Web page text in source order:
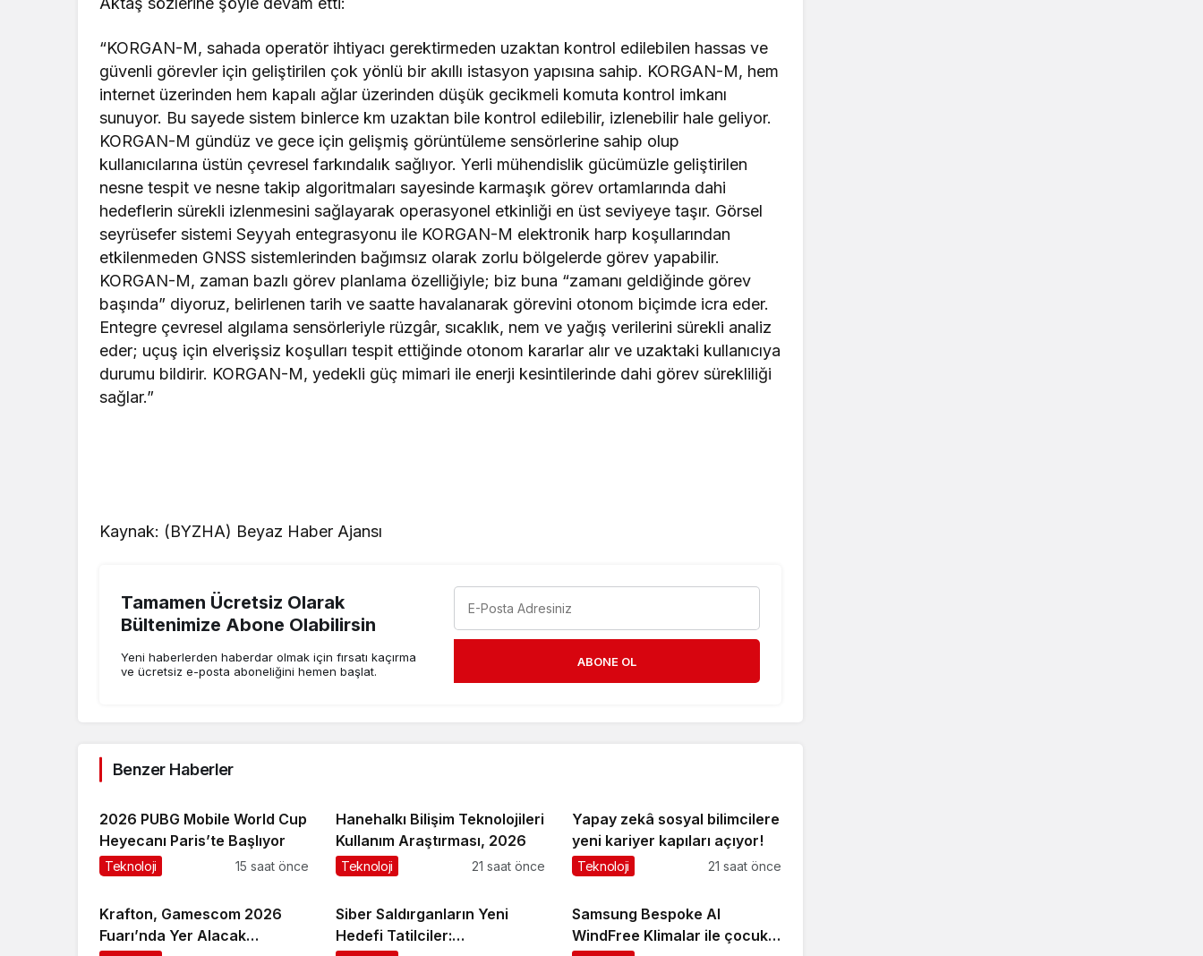
“KORGAN-M, sahada operatör ihtiyacı gerektirmeden uzaktan kontrol edilebilen hassas ve
güvenli görevler için geliştirilen çok yönlü bir akıllı istasyon yapısına sahip. KORGAN-M, hem
internet üzerinden hem kapalı ağlar üzerinden düşük gecikmeli komuta kontrol imkanı
sunuyor. Bu sayede sistem binlerce km uzaktan bile kontrol edilebilir, izlenebilir hale geliyor.
KORGAN-M gündüz ve gece için gelişmiş görüntüleme sensörlerine sahip olup
kullanıcılarına üstün çevresel farkındalık sağlıyor. Yerli mühendislik gücümüzle geliştirilen
nesne tespit ve nesne takip algoritmaları sayesinde karmaşık görev ortamlarında dahi
hedeflerin sürekli izlenmesini sağlayarak operasyonel etkinliği en üst seviyeye taşır. Görsel
seyrüsefer sistemi Seyyah entegrasyonu ile KORGAN-M elektronik harp koşullarından
etkilenmeden GNSS sistemlerinden bağımsız olarak zorlu bölgelerde görev yapabilir.
KORGAN-M, zaman bazlı görev planlama özelliğiyle; biz buna “zamanı geldiğinde görev
başında” diyoruz, belirlenen tarih ve saatte havalanarak görevini otonom biçimde icra eder.
Entegre çevresel algılama sensörleriyle rüzgâr, sıcaklık, nem ve yağış verilerini sürekli analiz
eder; uçuş için elverişsiz koşulları tespit ettiğinde otonom kararlar alır ve uzaktaki kullanıcıya
durumu bildirir. KORGAN-M, yedekli güç mimari ile enerji kesintilerinde dahi görev sürekliliği
sağlar.”
Kaynak: (BYZHA) Beyaz Haber Ajansı
Tamamen Ücretsiz Olarak
Bültenimize Abone Olabilirsin
Yeni haberlerden haberdar olmak için fırsatı kaçırma
ve ücretsiz e-posta aboneliğini hemen başlat.
ABONE OL
Benzer Haberler
2026 PUBG Mobile World Cup
Heyecanı Paris’te Başlıyor
Teknoloji 15 saat önce
Hanehalkı Bilişim Teknolojileri
Kullanım Araştırması, 2026
Teknoloji 21 saat önce
Yapay zekâ sosyal bilimcilere
yeni kariyer kapıları açıyor!
Teknoloji 21 saat önce
Krafton, Gamescom 2026
Fuarı’nda Yer Alacak
Siber Saldırganların Yeni
Hedefi Tatilciler:
Samsung Bespoke AI
WindFree Klimalar ile çocuk